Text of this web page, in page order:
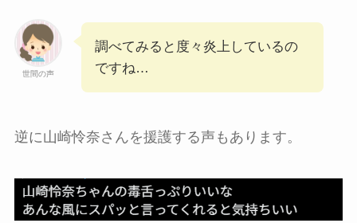
世間の声
調べてみると度々炎上しているの
ですね…
逆に山崎怜奈さんを援護する声もあります。